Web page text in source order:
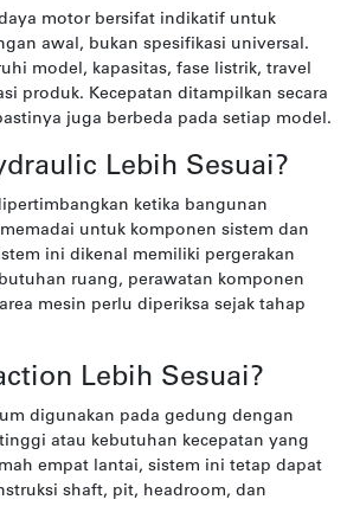
motor bersifat indikatif untuk
awal, bukan spesifikasi universal.
model, kapasitas, fase listrik, travel
produk. Kecepatan ditampilkan secara
juga berbeda pada setiap model.
Lebih Sesuai?
ketika bangunan
untuk komponen sistem dan
ini dikenal memiliki pergerakan
ruang, perawatan komponen
mesin perlu diperiksa sejak tahap
Lebih Sesuai?
digunakan pada gedung dengan
atau kebutuhan kecepatan yang
empat lantai, sistem ini tetap dapat
shaft, pit, headroom, dan